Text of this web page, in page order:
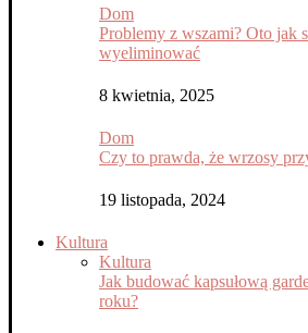
Dom
Problemy z wszami? Oto jak
wyeliminować
8 kwietnia, 2025
Dom
Czy to prawda, że wrzosy
19 listopada, 2024
Kultura
Kultura
Jak budować kapsułową
roku?